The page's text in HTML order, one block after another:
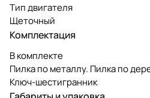
Тип двигателя
Щеточный
Комплектация
В комплекте
Пилка по металлу. Пилка по
Ключ-шестигранник